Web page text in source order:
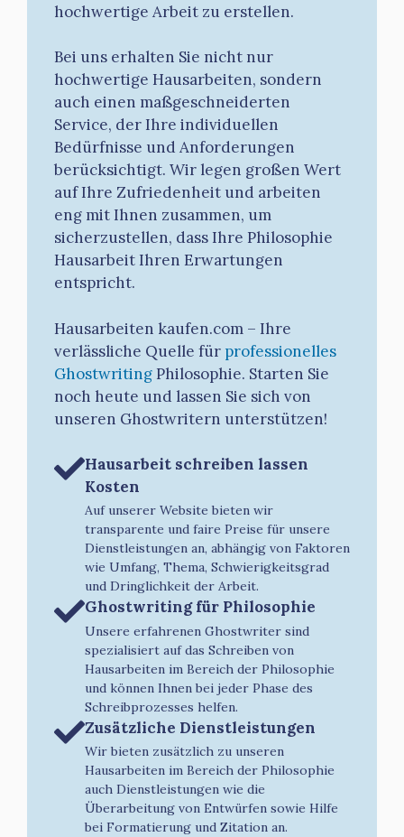
hochwertige Arbeit zu erstellen.
Bei uns erhalten Sie nicht nur
hochwertige Hausarbeiten, sondern
auch einen maßgeschneiderten
Service, der Ihre individuellen
Bedürfnisse und Anforderungen
berücksichtigt. Wir legen großen Wert
auf Ihre Zufriedenheit und arbeiten
eng mit Ihnen zusammen, um
sicherzustellen, dass Ihre Philosophie
Hausarbeit Ihren Erwartungen
entspricht.
Hausarbeiten kaufen.com – Ihre
verlässliche Quelle für professionelles
Ghostwriting Philosophie. Starten Sie
noch heute und lassen Sie sich von
unseren Ghostwritern unterstützen!
Hausarbeit schreiben lassen
Kosten
Auf unserer Website bieten wir
transparente und faire Preise für unsere
Dienstleistungen an, abhängig von Faktoren
wie Umfang, Thema, Schwierigkeitsgrad
und Dringlichkeit der Arbeit.
Ghostwriting für Philosophie
Unsere erfahrenen Ghostwriter sind
spezialisiert auf das Schreiben von
Hausarbeiten im Bereich der Philosophie
und können Ihnen bei jeder Phase des
Schreibprozesses helfen.
Zusätzliche Dienstleistungen
Wir bieten zusätzlich zu unseren
Hausarbeiten im Bereich der Philosophie
auch Dienstleistungen wie die
Überarbeitung von Entwürfen sowie Hilfe
bei Formatierung und Zitation an.